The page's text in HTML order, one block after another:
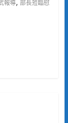
報導 部長蒞臨慰